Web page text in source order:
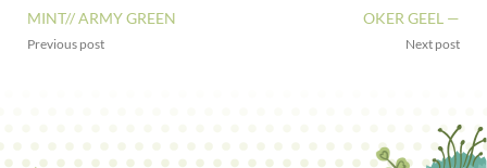
MINT// ARMY GREEN
Previous post
OKER GEEL —
Next post